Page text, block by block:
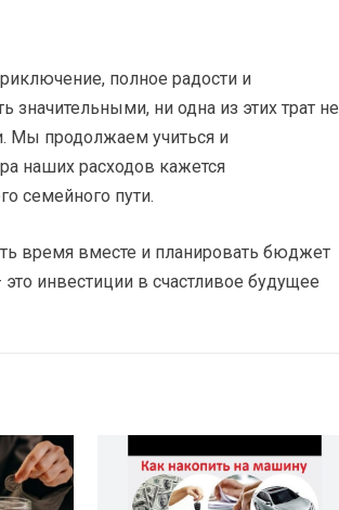
полное радости и
ни одна из этих трат не
Мы продолжаем учиться и
наших расходов кажется
семейного пути.
время вместе и планировать бюджет
инвестиции в счастливое будущее